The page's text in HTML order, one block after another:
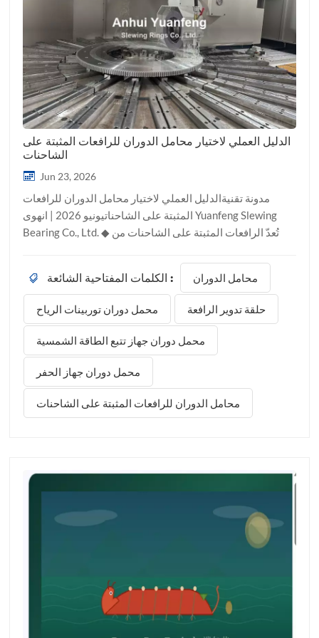
الدليل العملي لاختيار محامل الدوران للرافعات المثبتة على
الشاحنات
Jun 23, 2026
مدونة تقنيةالدليل العملي لاختيار محامل الدوران للرافعات
المثبتة على الشاحناتيونيو 2026 | انهوى Yuanfeng Slewing
Bearing Co., Ltd. ◆ تُعدّ الرافعات المثبتة على الشاحنات من
بخصائص فريدة: أحمال ثقيلة متقطعة، وقوة سحب جانبية من
ذراع الرافعة، وبيئات خارجية مليئة بالغبار والرطوبة، ودوران
مفاجئ بعد فترات طويلة من التوقف. وتؤدي عواقب الاختيار غير
المناسب - مثل تآكل مسارات المحامل، وتلف التروس، وتوقف
العمل لإجراء الإصلاحات - إلى تكاليف باهظة من حيث الوقت
والمال لمشغلي الرافعات.شركتنا متخصص في التصنيع محامل
الدوران لـ TMCs تتراوح سعتها من 3 أطنان إلى 200 طن. فيما
يلي إطار الاختيار العملي الذي نستخدمه عند العمل مع عملاء
تصنيع المعدات الأصلية. 1. تحديد نطاق الحمل الفعلييختار العديد
من المشترين المحامل بناءً على طول ذراع الرافعة فقط، وهذا
الكلمات المفتاحية الشائعة : محامل الدوران
محمل دوران توربينات الرياح حلقة تدوير الرافعة
محمل دوران جهاز تتبع الطاقة الشمسية
محمل دوران جهاز الحفر
محامل الدوران للرافعات المثبتة على الشاحنات